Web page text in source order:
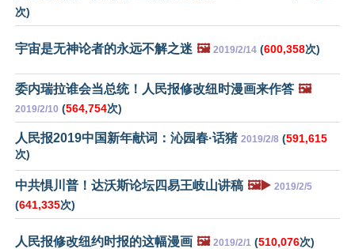
次)
宇宙是无神论者的永远不解之迷 🖼️ 2019/2/14 (600,358次)
委内瑞拉谁会当总统！人民报修改纽时漫画来作答 🖼️
2019/2/10 (564,754次)
人民报2019中国新年献词：沁园春·话猪 2019/2/8 (591,615
次)
中共惧川普！达沃斯论坛四易王岐山讲稿 🖼️▶️ 2019/2/5
(641,335次)
人民报修改纽约时报的这幅漫画 🖼️ 2019/2/1 (510,076次)